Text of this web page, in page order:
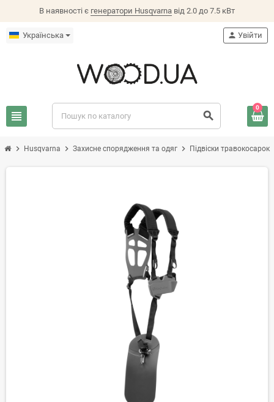
В наявності є генератори Husqvarna від 2.0 до 7.5 кВт
Українська
view_headline search
person Увійти
0
chevron_right Husqvarna chevron_right Захисне спорядження та одяг chevron_right Підвіски травокосарок